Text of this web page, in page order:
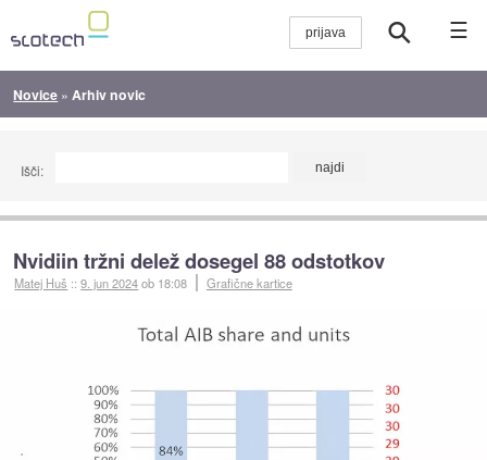
☰
Novice » Arhiv novic
Išči:
Nvidiin tržni delež dosegel 88 odstotkov
Matej Huš ::9. jun 2024ob 18:08 Grafične kartice